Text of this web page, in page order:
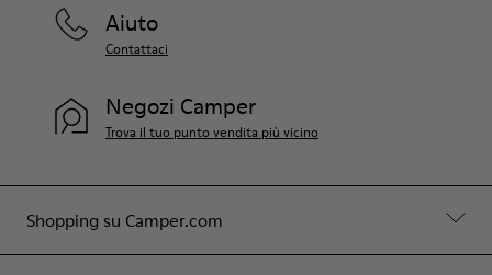
Shopping su Camper.com
Aiuto
Contattaci
Negozi Camper
Trova il tuo punto vendita più vicino